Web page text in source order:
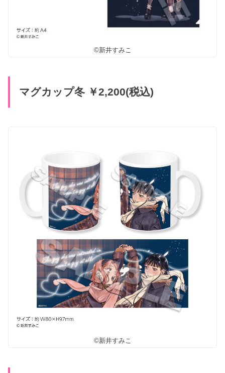
©新井すみこ
マグカップ冬 ￥2,200(税込)
©新井すみこ